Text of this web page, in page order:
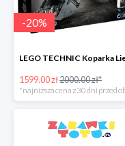
-20%
1599.00 zł2000.00 zł*